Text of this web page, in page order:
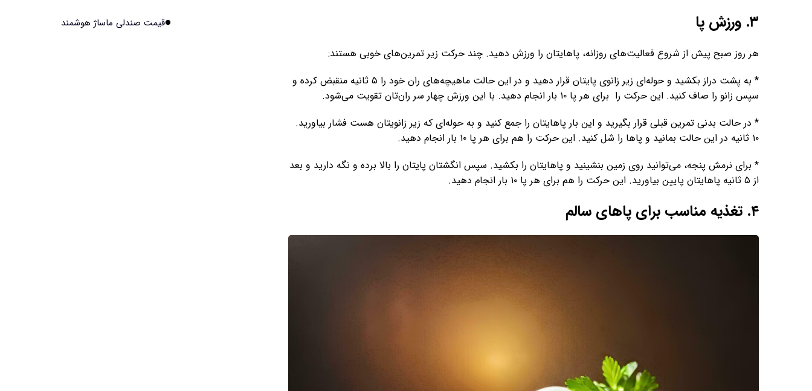
۳. ورزش پا
هر روز صبح پیش از شروع فعالیت‌های روزانه، پاهایتان را ورزش دهید. چند حرکت زیر تمرین‌های خوبی هستند:
* به پشت دراز بکشید و حوله‌ای زیر زانوی پایتان قرار دهید و در این حالت ماهیچه‌های ران خود را ۵ ثانیه منقبض کرده و
سپس زانو را صاف کنید. این حرکت را برای هر پا ۱۰ بار انجام دهید. با این ورزش چهار سر ران‌تان تقویت می‌شود.
* در حالت بدنی تمرین قبلی قرار بگیرید و این بار پاهایتان را جمع کنید و به حوله‌ای که زیر زانویتان هست فشار بیاورید.
۱۰ ثانیه در این حالت بمانید و پاها را شل کنید. این حرکت را هم برای هر پا ۱۰ بار انجام دهید.
* برای نرمش پنجه، می‌توانید روی زمین بنشینید و پاهایتان را بکشید. سپس انگشتان پایتان را بالا برده و نگه دارید و بعد
از ۵ ثانیه پاهایتان پایین بیاورید. این حرکت را هم برای هر پا ۱۰ بار انجام دهید.
۴. تغذیه مناسب برای پاهای سالم
قیمت صندلی ماساژ هوشمند